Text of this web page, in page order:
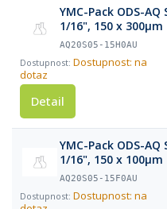
YMC-Pack ODS-
1/16", 150 x 300µm
AQ20S05-15H0AU
Dostupnost: na
dotaz
Detail
YMC-Pack ODS-
1/16", 150 x 100µm
AQ20S05-15F0AU
Dostupnost: na